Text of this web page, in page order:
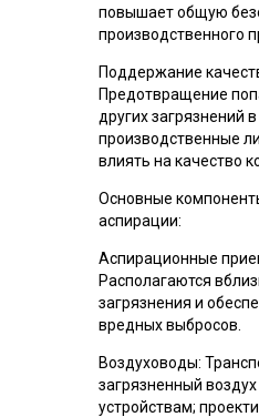
повышает общую
производственного
Поддержание
Предотвращение
других загрязнений в
производственные
влиять на качество
Основные
аспирации:
Аспирационные
Располагаются
загрязнения и
вредных выбросов.
Воздуховоды:
загрязненный
устройствам;